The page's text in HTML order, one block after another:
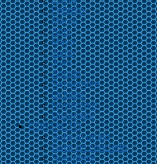
Febrero
Marzo
Abril
Mayo
Junio
Julio
Agosto
Septiembre
Octubre
Noviembre
Diciembre
CONTACTO
Sube tu grupo
Sube un concierto
Suscríbete